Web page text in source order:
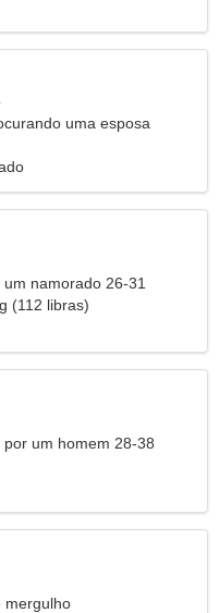
uma esposa
namorado 26-31
(112 libras)
um homem 28-38
mergulho